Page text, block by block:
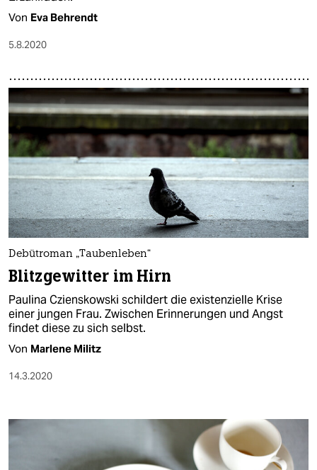
Von Eva Behrendt
5.8.2020
Debütroman „Taubenleben“
Blitzgewitter im Hirn
Paulina Czienskowski schildert die existenzielle Krise
einer jungen Frau. Zwischen Erinnerungen und Angst
findet diese zu sich selbst.
Von Marlene Militz
14.3.2020